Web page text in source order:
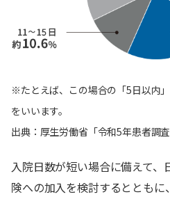
※たとえば、この場合の「5日以内
をいいます。
出典：厚生労働省「令和5年患者調
入院日数が短い場合に備えて
険への加入を検討するととも